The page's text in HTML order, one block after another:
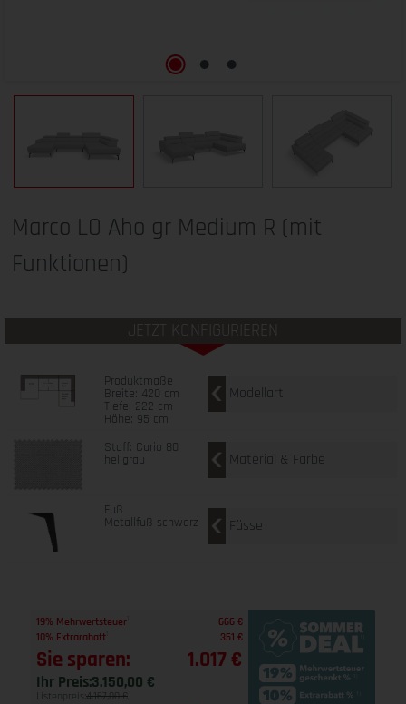
Marco LO Aho gr Medium R (mit
Funktionen)
JETZT KONFIGURIEREN
Produktmaße
Breite: 420 cm
Tiefe: 222 cm
Höhe: 95 cm
Modellart
Stoff: Curio 80
hellgrau Material & Farbe
Fuß
Metallfuß schwarz Füsse
19% Mehrwertsteuer
666 €
10% Extrarabatt
351 €
Sie sparen: 1.017 €
Ihr Preis:3.150,00 €
Listenpreis: 4.167,00 €